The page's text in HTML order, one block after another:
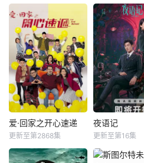
爱·回家之开心速递
更新至第2868集
夜语记
更新至第16集